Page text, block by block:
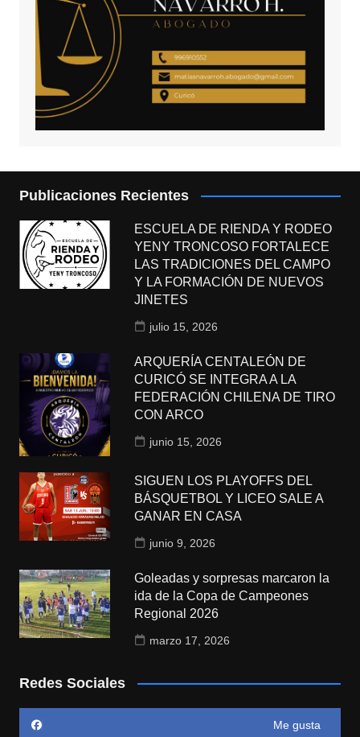
Publicaciones Recientes
ESCUELA DE RIENDA Y RODEO
YENY TRONCOSO FORTALECE
LAS TRADICIONES DEL CAMPO
Y LA FORMACIÓN DE NUEVOS
JINETES
julio 15, 2026
ARQUERÍA CENTALEÓN DE
CURICÓ SE INTEGRA A LA
FEDERACIÓN CHILENA DE TIRO
CON ARCO
junio 15, 2026
SIGUEN LOS PLAYOFFS DEL
BÁSQUETBOL Y LICEO SALE A
GANAR EN CASA
junio 9, 2026
Goleadas y sorpresas marcaron la
ida de la Copa de Campeones
Regional 2026
marzo 17, 2026
Redes Sociales
Me gusta